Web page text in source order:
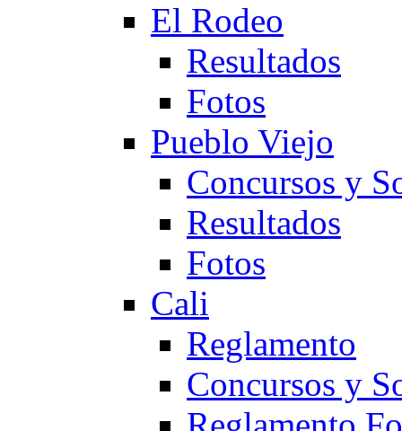
El Rodeo
Resultados
Fotos
Pueblo Viejo
Concursos y
Resultados
Fotos
Cali
Reglamento
Concursos y